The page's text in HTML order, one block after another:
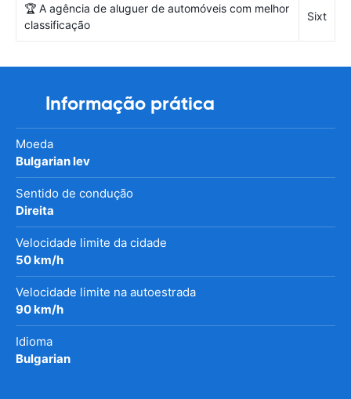
🏆 A agência de aluguer de automóveis com melhor
classificação
Sixt
Informação prática
Moeda
Bulgarian lev
Sentido de condução
Direita
Velocidade limite da cidade
50 km/h
Velocidade limite na autoestrada
90 km/h
Idioma
Bulgarian